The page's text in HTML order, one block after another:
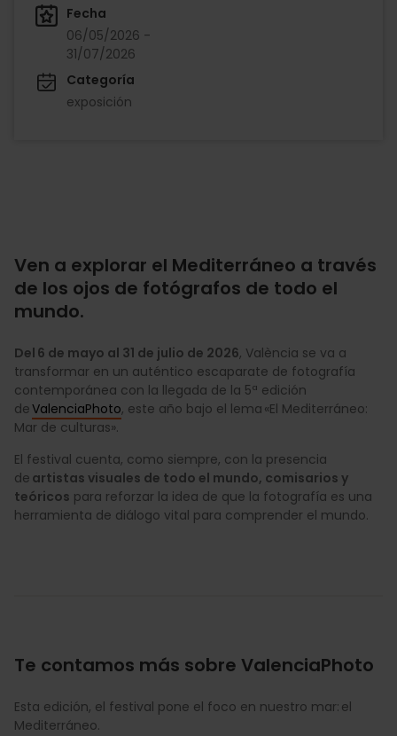
Fecha
06/05/2026 -
31/07/2026
Categoría
exposición
Ven a explorar el Mediterráneo a través
de los ojos de fotógrafos de todo el
mundo.
Del 6 de mayo al 31 de julio de 2026, València se va a
transformar en un auténtico escaparate de fotografía
contemporánea con la llegada de la 5ª edición
deValenciaPhoto, este año bajo el lema «El Mediterráneo:
Mar de culturas».
El festival cuenta, como siempre, con la presencia
de artistas visuales de todo el mundo, comisarios y
teóricos para reforzar la idea de que la fotografía es una
herramienta de diálogo vital para comprender el mundo.
Te contamos más sobre ValenciaPhoto
Esta edición, el festival pone el foco en nuestro mar: el
Mediterráneo.